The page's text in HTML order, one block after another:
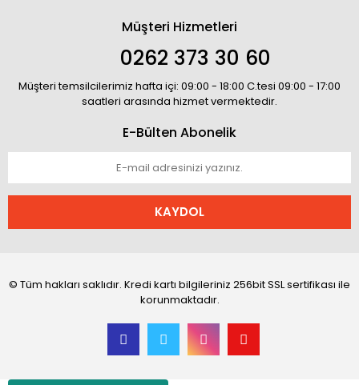
Müşteri Hizmetleri
0262 373 30 60
Müşteri temsilcilerimiz hafta içi: 09:00 - 18:00 C.tesi 09:00 - 17:00
saatleri arasında hizmet vermektedir.
E-Bülten Abonelik
KAYDOL
© Tüm hakları saklıdır. Kredi kartı bilgileriniz 256bit SSL sertifikası ile
korunmaktadır.